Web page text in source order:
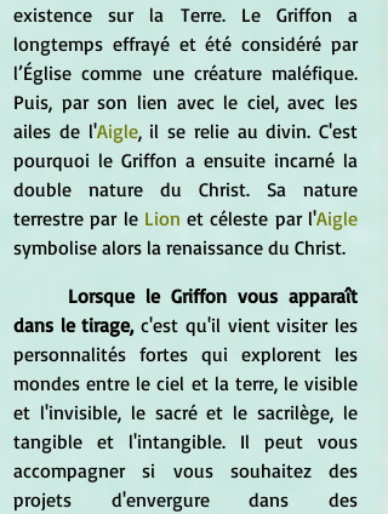
existence sur la Terre. Le Griffon a
longtemps effrayé et été considéré par
l’Église comme une créature maléfique.
Puis, par son lien avec le ciel, avec les
ailes de l'Aigle, il se relie au divin. C'est
pourquoi le Griffon a ensuite incarné la
double nature du Christ. Sa nature
terrestre par le Lion et céleste par l'Aigle
symbolise alors la renaissance du Christ.
Lorsque le Griffon vous apparaît
dans le tirage, c'est qu'il vient visiter les
personnalités fortes qui explorent les
mondes entre le ciel et la terre, le visible
et l'invisible, le sacré et le sacrilège, le
tangible et l'intangible. Il peut vous
accompagner si vous souhaitez des
projets d'envergure dans des